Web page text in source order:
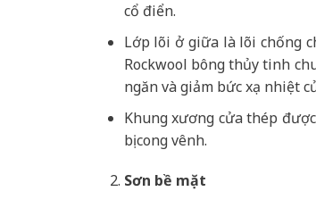
cổ điển.
Lớp lõi ở giữa là lõi chống
Rockwool bông thủy tinh
ngăn và giảm bức xạ nhiệt
Khung xương cửa thép
bị cong vênh.
Sơn bề mặt